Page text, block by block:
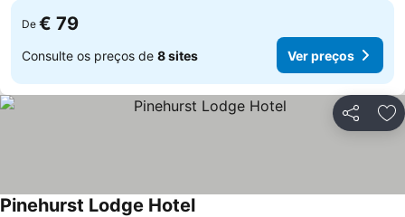
De € 79
Consulte os preços de 8 sites Ver preços
Partilhar
Pinehurst Lodge Hotel